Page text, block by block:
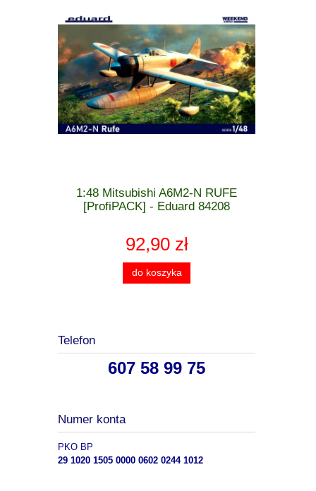
1:48 Mitsubishi A6M2-N RUFE
[ProfiPACK] - Eduard 84208
92,90 zł
do koszyka
Telefon
607 58 99 75
Numer konta
PKO BP
29 1020 1505 0000 0602 0244 1012